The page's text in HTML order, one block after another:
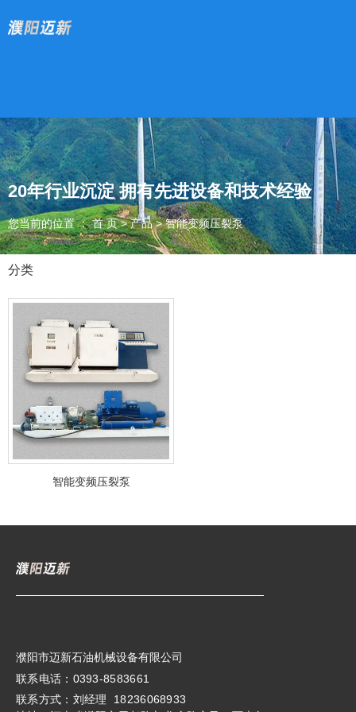
20年行业沉淀 拥有先进设备和技术经验
您当前的位置 ： 首 页>产品 >智能变频压裂泵
分类
智能变频压裂泵
濮阳市迈新石油机械设备有限公司
联系电话：0393-8583661
联系方式：刘经理 18236068933